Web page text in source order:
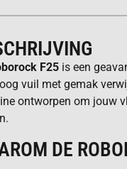
F25 is een
vuil met gemak
ontworpen om jouw
DE